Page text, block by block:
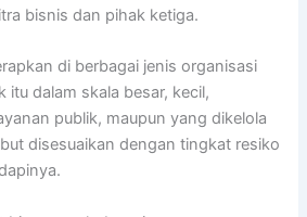
bisnis dan pihak ketiga.
di berbagai jenis organisasi
itu dalam skala besar, kecil,
publik, maupun yang dikelola
disesuaikan dengan tingkat resiko